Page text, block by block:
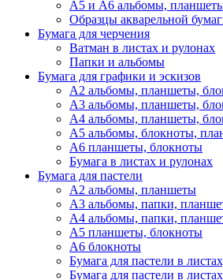
А5 и А6 альбомы,
Образцы акварельной
Бумага для черчения
Ватман в листах и рулонах
Папки и альбомы
Бумага для графики и эскизов
А2 альбомы, планшеты,
А3 альбомы, планшеты,
А4 альбомы, планшеты,
А5 альбомы, блокноты,
А6 планшеты, блокноты
Бумага в листах и рулонах
Бумага для пастели
А2 альбомы, планшеты
А3 альбомы, папки,
А4 альбомы, папки,
А5 планшеты, блокноты
А6 блокноты
Бумага для пастели в
Бумага для пастели в